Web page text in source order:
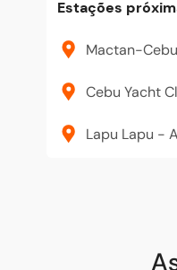
Estações
Mactan-
Cebu Yacht
Lapu Lapu -